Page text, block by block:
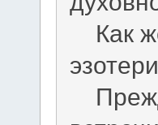
Как